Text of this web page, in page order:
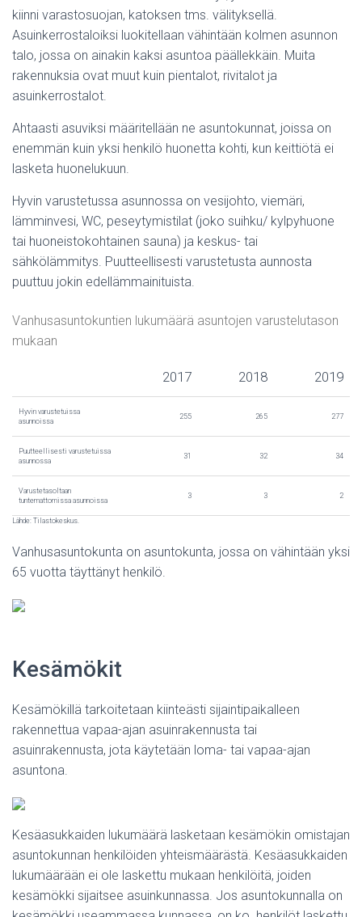
kiinni varastosuojan, katoksen tms. välityksellä.
Asuinkerrostaloiksi luokitellaan vähintään kolmen asunnon
talo, jossa on ainakin kaksi asuntoa päällekkäin. Muita
rakennuksia ovat muut kuin pientalot, rivitalot ja
asuinkerrostalot.
Ahtaasti asuviksi määritellään ne asuntokunnat, joissa on
enemmän kuin yksi henkilö huonetta kohti, kun keittiötä ei
lasketa huonelukuun.
Hyvin varustetussa asunnossa on vesijohto, viemäri,
lämminvesi, WC, peseytymistilat (joko suihku/ kylpyhuone
tai huoneistokohtainen sauna) ja keskus- tai
sähkölämmitys. Puutteellisesti varustetusta aunnosta
puuttuu jokin edellämmainituista.
Vanhusasuntokuntien lukumäärä asuntojen varustelutason
mukaan
2017 2018 2019
Hyvin varustetuissa
asunnoissa
255 265 277
Puutteellisesti varustetuissa
asunnossa
31 32 34
Varustetasoltaan
tuntemattomissa asunnoissa
3 3 2
Lähde: Tilastokeskus.
Vanhusasuntokunta on asuntokunta, jossa on vähintään yksi
65 vuotta täyttänyt henkilö.
Kesämökit
Kesämökillä tarkoitetaan kiinteästi sijaintipaikalleen
rakennettua vapaa-ajan asuinrakennusta tai
asuinrakennusta, jota käytetään loma- tai vapaa-ajan
asuntona.
Kesäasukkaiden lukumäärä lasketaan kesämökin omistajan
asuntokunnan henkilöiden yhteismäärästä. Kesäasukkaiden
lukumäärään ei ole laskettu mukaan henkilöitä, joiden
kesämökki sijaitsee asuinkunnassa. Jos asuntokunnalla on